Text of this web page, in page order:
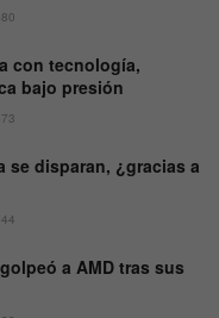
con tecnología,
bajo presión
se disparan, ¿gracias a
a AMD tras sus